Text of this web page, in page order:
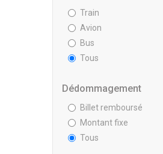
Train
Avion
Bus
Tous
Dédommagement
Billet remboursé
Montant fixe
Tous